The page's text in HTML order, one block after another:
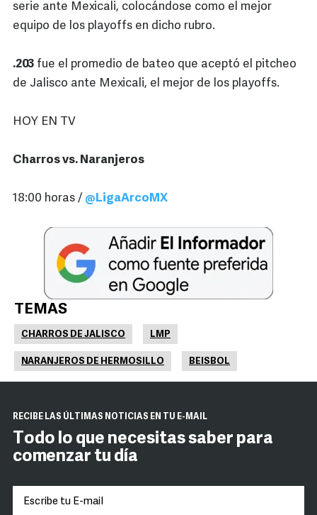
serie ante Mexicali, colocándose como el mejor
equipo de los playoffs en dicho rubro.
.203 fue el promedio de bateo que aceptó el pitcheo
de Jalisco ante Mexicali, el mejor de los playoffs.
HOY EN TV
Charros vs. Naranjeros
18:00 horas / @LigaArcoMX
TEMAS
CHARROS DE JALISCO LMP
NARANJEROS DE HERMOSILLO BEISBOL
RECIBE LAS ÚLTIMAS NOTICIAS EN TU E-MAIL
Todo lo que necesitas saber para
comenzar tu día